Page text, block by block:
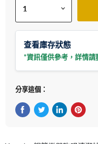
查看庫存狀態
*資訊僅供參考，詳情請
分享這個：